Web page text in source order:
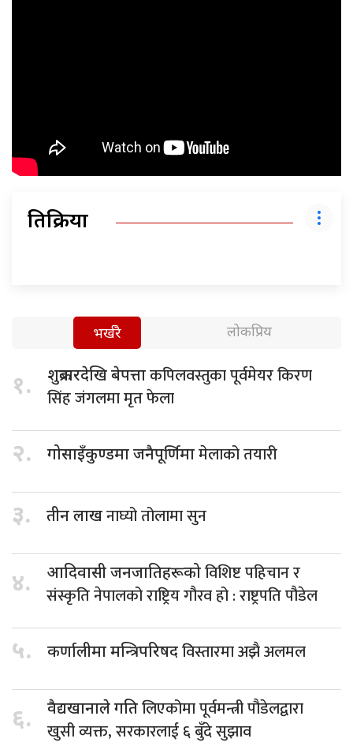
प्रतिक्रिया
भर्खरै लोकप्रिय
१. शुक्रबारदेखि बेपत्ताकपिलवस्तुका पूर्वमेयर किरण
सिंह जंगलमा मृत फेला
२. गोसाइँकुण्डमा जनैपूर्णिमामेलाको तयारी
३. तीन लाखनाघ्यो तोलामा सुन
४. आदिवासी जनजातिहरूकोविशिष्ट पहिचान र
संस्कृति नेपालको राष्ट्रिय गौरव हो : राष्ट्रपति पौडेल
५. कर्णालीमा मन्त्रिपरिषदविस्तारमा अझै अलमल
६. वैद्यखानाले गतिलिएकोमा पूर्वमन्त्री पौडेलद्वारा
खुसी व्यक्त, सरकारलाई ६ बुँदे सुझाव